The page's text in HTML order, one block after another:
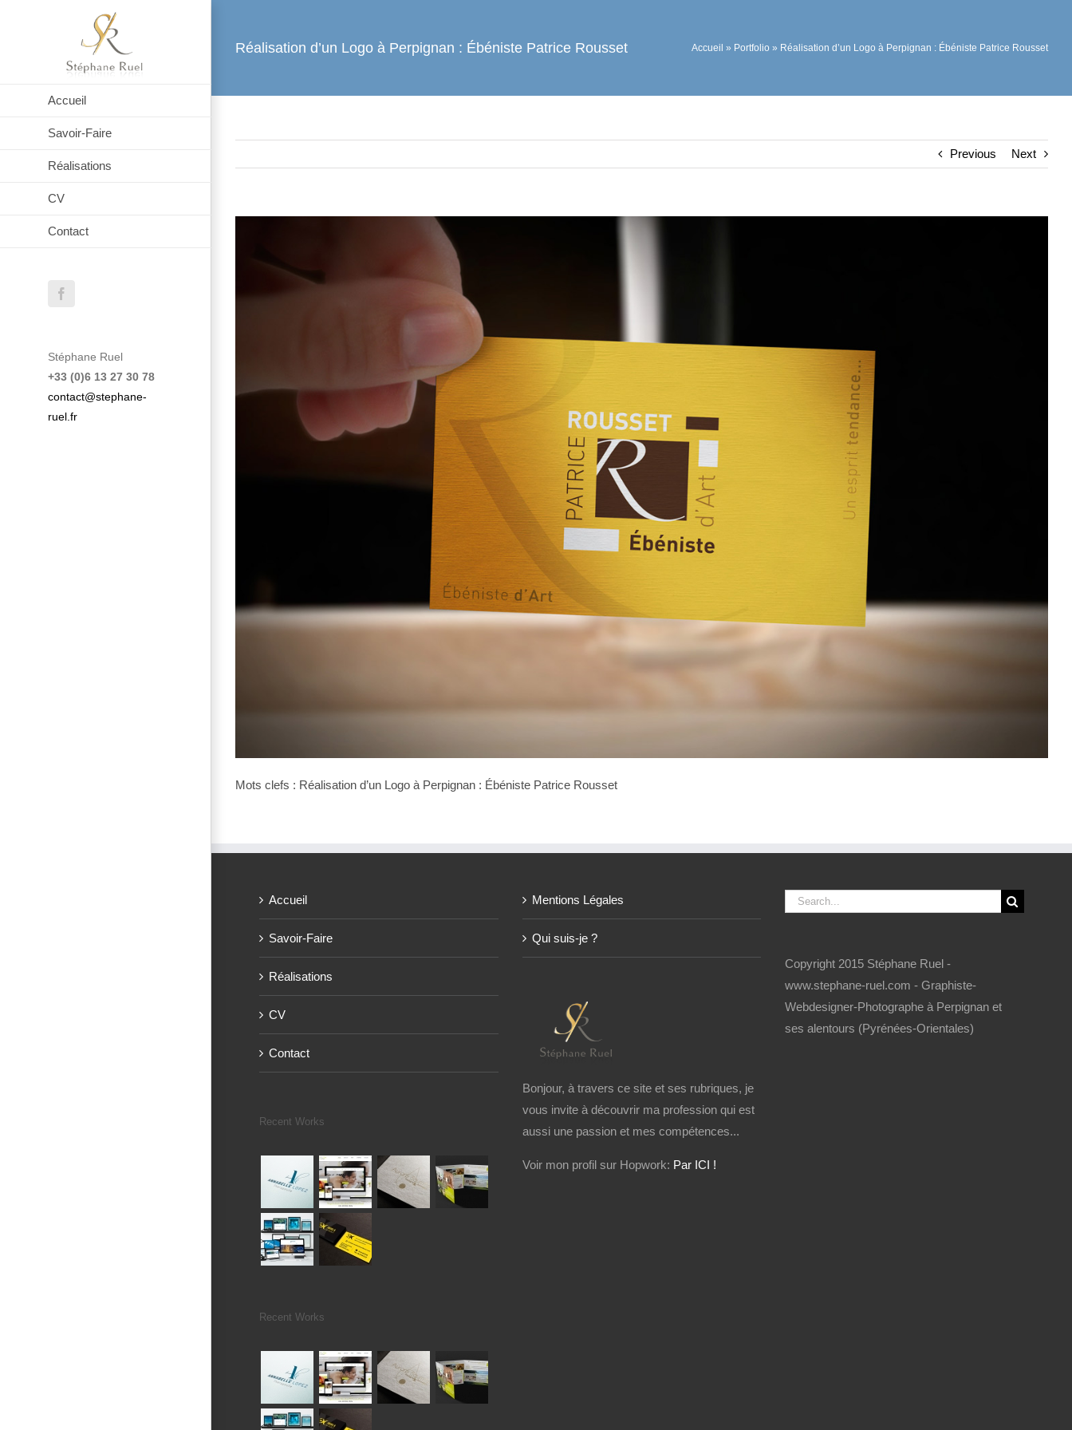
Accueil
Savoir-Faire
Réalisations
CV
Contact
Facebook
Stéphane Ruel
+33 (0)6 13 27 30 78
contact@stephane-
ruel.fr
Réalisation d’un Logo à Perpignan : Ébéniste Patrice Rousset Accueil » Portfolio » Réalisation d’un Logo à Perpignan : Ébéniste Patrice Rousset
Previous Next
Mots clefs : Réalisation d’un Logo à Perpignan : Ébéniste Patrice Rousset
Accueil
Savoir-Faire
Réalisations
CV
Contact
Recent Works
Recent Works
Mentions Légales
Qui suis-je ?
Bonjour, à travers ce site et ses rubriques, je
vous invite à découvrir ma profession qui est
aussi une passion et mes compétences...
Voir mon profil sur Hopwork: Par ICI !
Search
Copyright 2015 Stéphane Ruel -
www.stephane-ruel.com - Graphiste-
Webdesigner-Photographe à Perpignan et
ses alentours (Pyrénées-Orientales)